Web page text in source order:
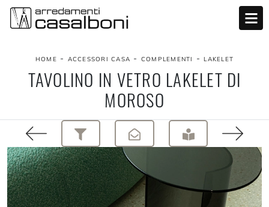
HOME - ACCESSORI CASA - COMPLEMENTI -LAKELET
TAVOLINO IN VETRO LAKELET DI
MOROSO